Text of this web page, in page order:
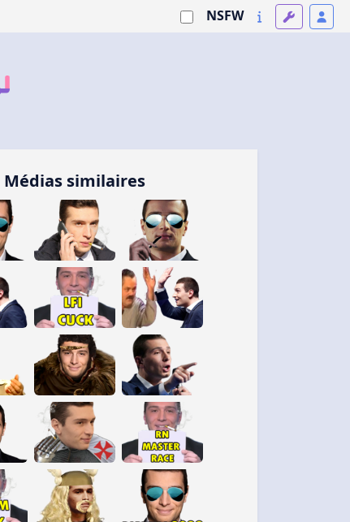
NSFW
Médias similaires